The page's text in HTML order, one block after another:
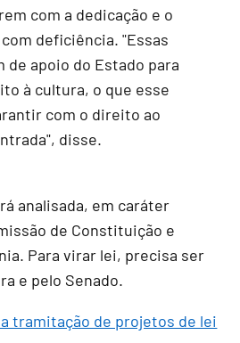
com a dedicação e o
deficiência. "Essas
de apoio do Estado para
à cultura, o que esse
com o direito ao
disse.
analisada, em caráter
de Constituição e
Para virar lei, precisa ser
e pelo Senado.
tramitação de projetos de lei